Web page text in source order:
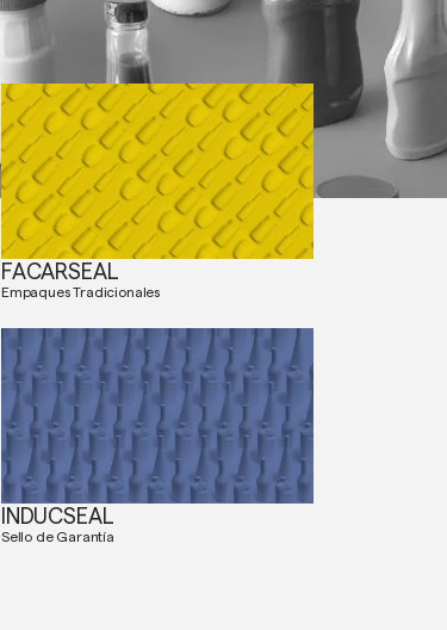
FACARSEAL
Empaques Tradicionales
INDUCSEAL
Sello de Garantía